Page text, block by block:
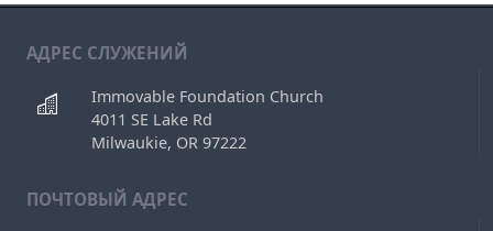
АДРЕС СЛУЖЕНИЙ
Immovable Foundation Church
4011 SE Lake Rd
Milwaukie, OR 97222
ПОЧТОВЫЙ АДРЕС